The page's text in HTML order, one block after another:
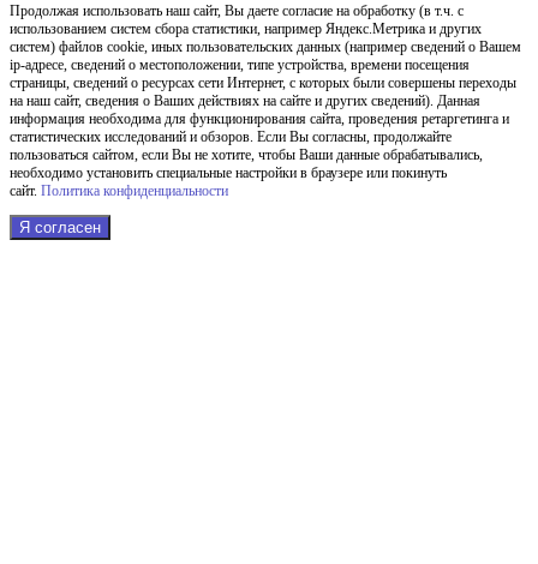
Продолжая использовать наш cайт, Вы даете согласие на обработку (в т.ч. с
использованием систем сбора статистики, например Яндекс.Метрика и других
систем) файлов cookie, иных пользовательских данных (например сведений о Вашем
ip-адресе, сведений о местоположении, типе устройства, времени посещения
страницы, сведений о ресурсах сети Интернет, с которых были совершены переходы
на наш сайт, сведения о Ваших действиях на сайте и других сведений). Данная
информация необходима для функционирования сайта, проведения ретаргетинга и
статистических исследований и обзоров. Если Вы согласны, продолжайте
пользоваться сайтом, если Вы не хотите, чтобы Ваши данные обрабатывались,
необходимо установить специальные настройки в браузере или покинуть
сайт. Политика конфиденциальности
Я согласен